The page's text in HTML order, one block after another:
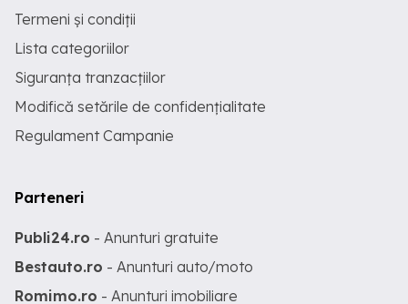
Termeni și condiții
Lista categoriilor
Siguranța tranzacțiilor
Modifică setările de confidențialitate
Regulament Campanie
Parteneri
Publi24.ro - Anunturi gratuite
Bestauto.ro - Anunturi auto/moto
Romimo.ro - Anunturi imobiliare